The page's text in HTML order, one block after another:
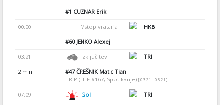
#1 CUZNAR Erik
00:00 Vstop vratarja
HKB
#60JENKO Alexej
03:21 Izključitev
TRI
2 min
#47ČREŠNIK Matic Tian
TRIP (IIHF #167, Spotikanje) [ 03:21 - 05:21 ]
07:09 Gol
TRI